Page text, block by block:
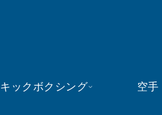
キックボクシング 空手